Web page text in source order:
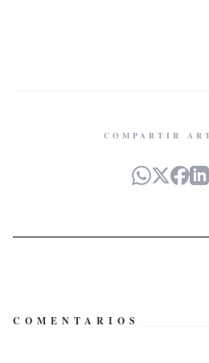
COMPARTIR
COMENTARIOS